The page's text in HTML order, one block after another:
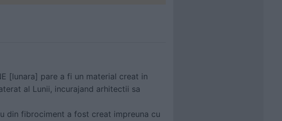
[lunara] pare a fi un material creat in
al Lunii, incurajand arhitectii sa
din fibrociment a fost creat impreuna cu